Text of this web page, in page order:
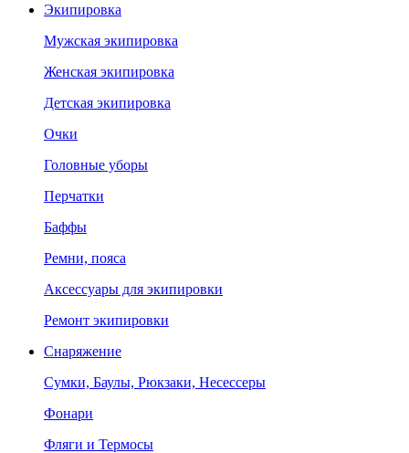
Экипировка
Мужская экипировка
Женская экипировка
Детская экипировка
Очки
Головные уборы
Перчатки
Баффы
Ремни, пояса
Аксессуары для экипировки
Ремонт экипировки
Снаряжение
Сумки, Баулы, Рюкзаки, Несессеры
Фонари
Фляги и Термосы